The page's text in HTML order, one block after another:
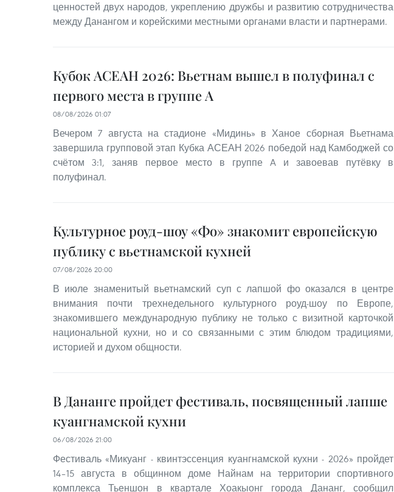
ценностей двух народов, укреплению дружбы и развитию сотрудничества
между Данангом и корейскими местными органами власти и партнерами.
Кубок АСЕАН 2026: Вьетнам вышел в полуфинал с
первого места в группе A
08/08/2026 01:07
Вечером 7 августа на стадионе «Мидинь» в Ханое сборная Вьетнама
завершила групповой этап Кубка АСЕАН 2026 победой над Камбоджей со
счётом 3:1, заняв первое место в группе A и завоевав путёвку в
полуфинал.
Культурное роуд-шоу «Фо» знакомит европейскую
публику с вьетнамской кухней
07/08/2026 20:00
В июле знаменитый вьетнамский суп с лапшой фо оказался в центре
внимания почти трехнедельного культурного роуд-шоу по Европе,
знакомившего международную публику не только с визитной карточкой
национальной кухни, но и со связанными с этим блюдом традициями,
историей и духом общности.
В Дананге пройдет фестиваль, посвященный лапше
куангнамской кухни
06/08/2026 21:00
Фестиваль «Микуанг - квинтэссенция куангнамской кухни - 2026» пройдет
14–15 августа в общинном доме Найнам на территории спортивного
комплекса Тьеншон в квартале Хоакыонг города Дананг, сообщил